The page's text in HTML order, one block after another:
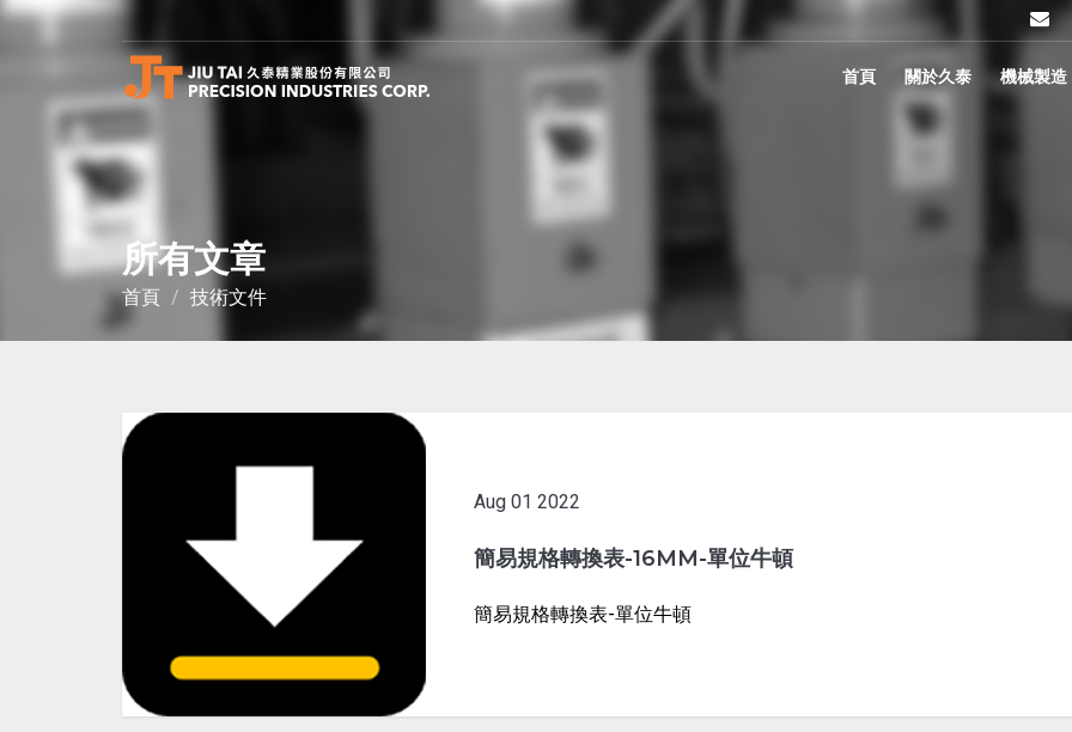
首頁 關於久泰 機械製造
所有文章
首頁 技術文件
Aug 01 2022
簡易規格轉換表-16MM-單位牛頓
簡易規格轉換表-單位牛頓